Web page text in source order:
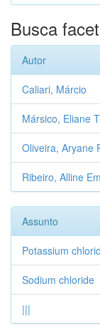
Busca
Autor
Caliari, Márcio
Mársico, Eliane
Oliveira, Aryane
Ribeiro, Alline
Assunto
Potassium
Sodium chloride
|||